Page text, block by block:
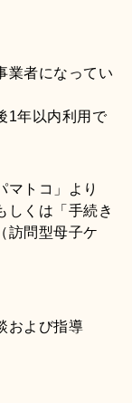
業者になってい
1年以内利用で
マトコ」より
しくは「手続き
訪問型母子ケ
および指導